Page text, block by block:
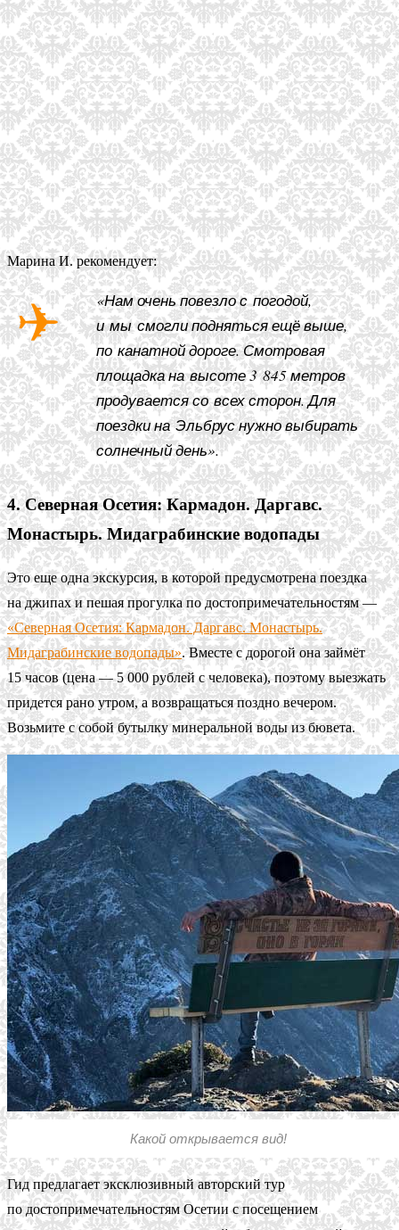
Марина И. рекомендует:
«Нам очень повезло с погодой,
и мы смогли подняться ещё выше,
по канатной дороге. Смотровая
площадка на высоте 3 845 метров
продувается со всех сторон. Для
поездки на Эльбрус нужно выбирать
солнечный день».
4. Северная Осетия: Кармадон. Даргавс.
Монастырь. Мидаграбинские водопады
Это еще одна экскурсия, в которой предусмотрена поездка
на джипах и пешая прогулка по достопримечательностям —
«Северная Осетия: Кармадон. Даргавс. Монастырь.
Мидаграбинские водопады». Вместе с дорогой она займёт
15 часов (цена — 5 000 рублей с человека), поэтому выезжать
придется рано утром, а возвращаться поздно вечером.
Возьмите с собой бутылку минеральной воды из бювета.
Какой открывается вид!
Гид предлагает эксклюзивный авторский тур
по достопримечательностям Осетии с посещением